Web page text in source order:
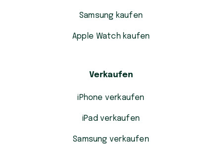
Samsung kaufen
Apple Watch kaufen
Verkaufen
iPhone verkaufen
iPad verkaufen
Samsung verkaufen